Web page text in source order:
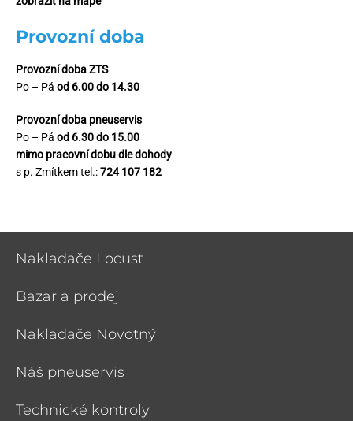
Provozní doba
Provozní doba ZTS
Po – Pá od 6.00 do 14.30
Provozní doba pneuservis
Po – Pá od 6.30 do 15.00
mimo pracovní dobu dle dohody
s p. Zmítkem tel.:724 107 182
Nakladače Locust
Bazar a prodej
Nakladače Novotný
Náš pneuservis
Technické kontroly